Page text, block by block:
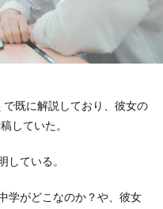
で既に解説しており、彼女の
していた。
している。
学がどこなのか？や、彼女